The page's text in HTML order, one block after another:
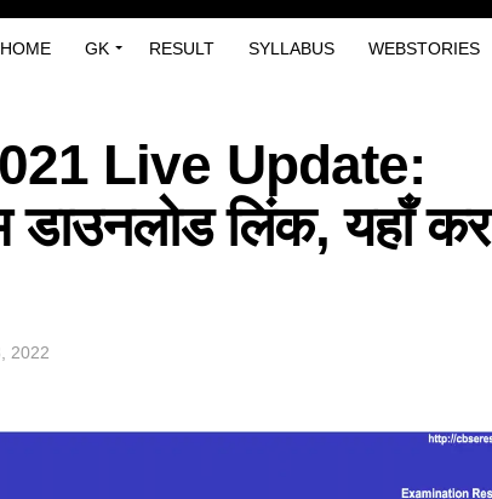
HOME GK RESULT SYLLABUS WEBSTORIES
Live Update:
डाउनलोड लिंक, यहाँ कर
2022